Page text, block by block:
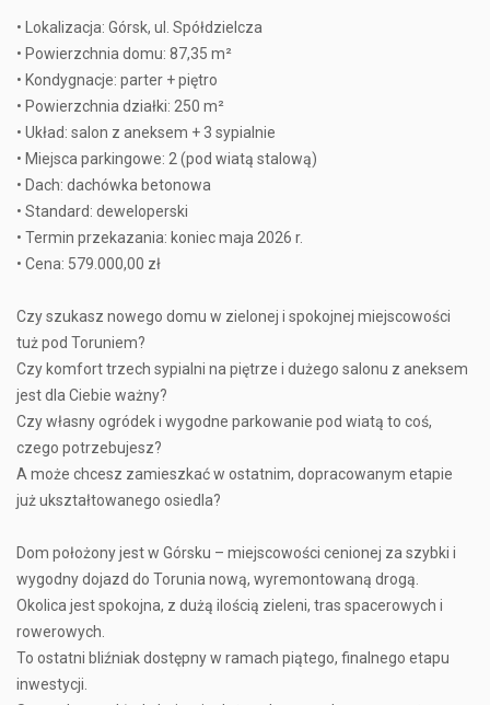
• Lokalizacja: Górsk, ul. Spółdzielcza
• Powierzchnia domu: 87,35 m²
• Kondygnacje: parter + piętro
• Powierzchnia działki: 250 m²
• Układ: salon z aneksem + 3 sypialnie
• Miejsca parkingowe: 2 (pod wiatą stalową)
• Dach: dachówka betonowa
• Standard: deweloperski
• Termin przekazania: koniec maja 2026 r.
• Cena: 579.000,00 zł
Czy szukasz nowego domu w zielonej i spokojnej miejscowości
tuż pod Toruniem?
Czy komfort trzech sypialni na piętrze i dużego salonu z aneksem
jest dla Ciebie ważny?
Czy własny ogródek i wygodne parkowanie pod wiatą to coś,
czego potrzebujesz?
A może chcesz zamieszkać w ostatnim, dopracowanym etapie
już ukształtowanego osiedla?
Dom położony jest w Górsku – miejscowości cenionej za szybki i
wygodny dojazd do Torunia nową, wyremontowaną drogą.
Okolica jest spokojna, z dużą ilością zieleni, tras spacerowych i
rowerowych.
To ostatni bliźniak dostępny w ramach piątego, finalnego etapu
inwestycji.